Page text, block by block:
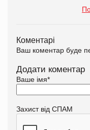
Коментарі
Ваш коментар буде
Додати коментар
Ваше імя*
Захист від СПАМ